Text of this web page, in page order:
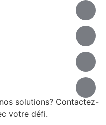
solutions? Contactez-
votre défi.